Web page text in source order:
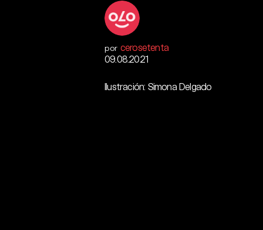
por cerosetenta
09.08.2021
Ilustración: Simona Delgado